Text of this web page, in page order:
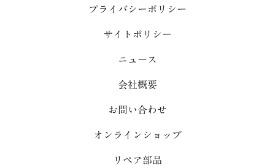
プライバシーポリシー
サイトポリシー
ニュース
会社概要
お問い合わせ
オンラインショップ
リペア部品